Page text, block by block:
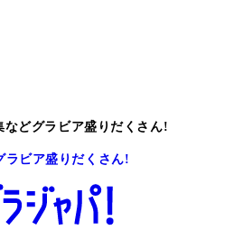
などグラビア盛りだくさん!
ラビア盛りだくさん!